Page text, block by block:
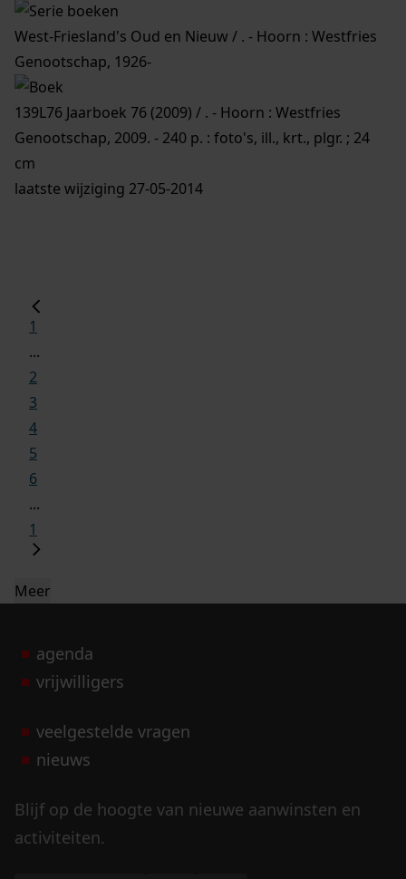
West-Friesland's Oud en Nieuw / . - Hoorn : Westfries
Genootschap, 1926-
139L76 Jaarboek 76 (2009) / . - Hoorn : Westfries
Genootschap, 2009. - 240 p. : foto's, ill., krt., plgr. ; 24
cm
laatste wijziging 27-05-2014
1
...
2
3
4
5
6
...
1
Meer
agenda
vrijwilligers
veelgestelde vragen
nieuws
Blijf op de hoogte van nieuwe aanwinsten en
activiteiten.